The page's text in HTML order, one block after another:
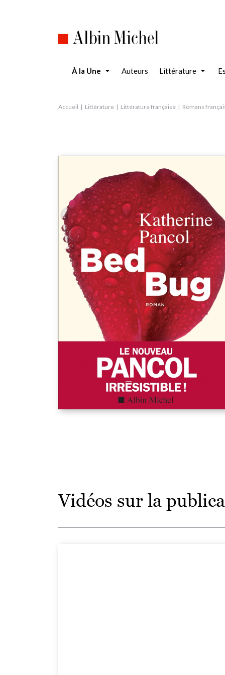
À la Une Auteurs Littérature
Accueil Littérature Littérature française Romans
Vidéos sur la